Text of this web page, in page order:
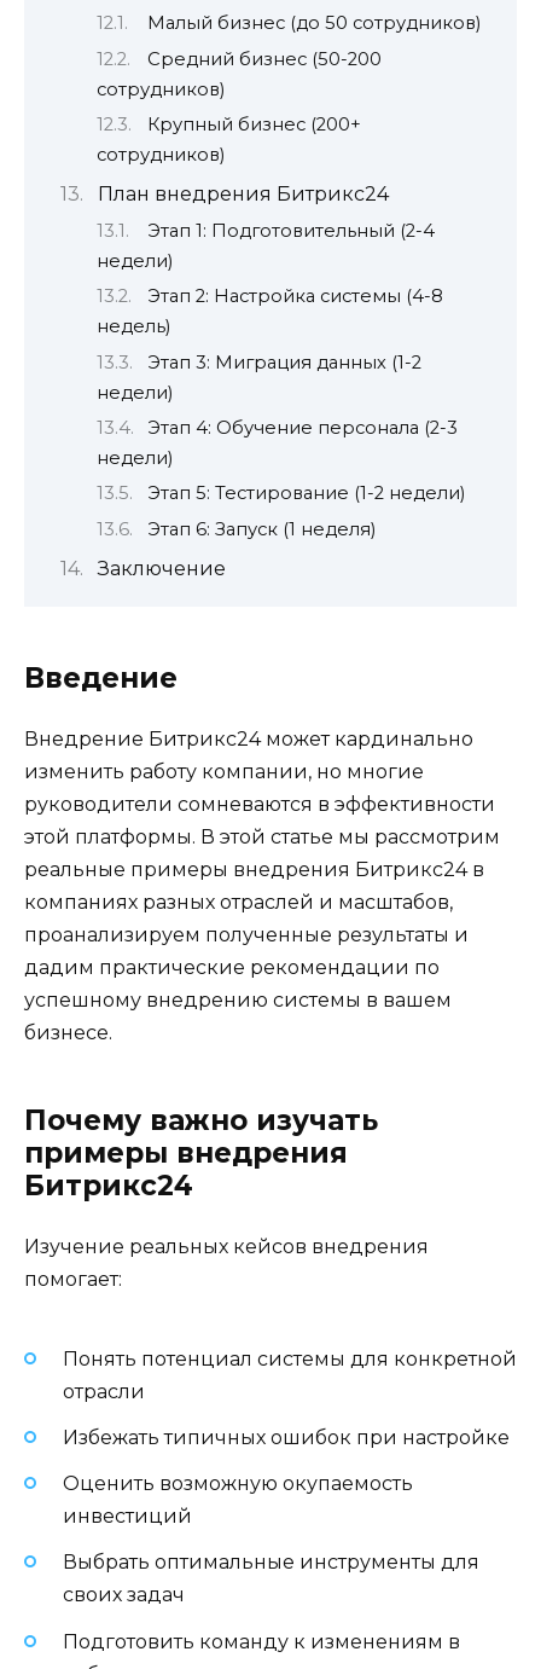
Малый бизнес (до 50 сотрудников)
Средний бизнес (50-200
сотрудников)
Крупный бизнес (200+
сотрудников)
План внедрения Битрикс24
Этап 1: Подготовительный (2-4
недели)
Этап 2: Настройка системы (4-8
недель)
Этап 3: Миграция данных (1-2
недели)
Этап 4: Обучение персонала (2-3
недели)
Этап 5: Тестирование (1-2 недели)
Этап 6: Запуск (1 неделя)
Заключение
Введение
Внедрение Битрикс24 может кардинально
изменить работу компании, но многие
руководители сомневаются в эффективности
этой платформы. В этой статье мы рассмотрим
реальные примеры внедрения Битрикс24 в
компаниях разных отраслей и масштабов,
проанализируем полученные результаты и
дадим практические рекомендации по
успешному внедрению системы в вашем
бизнесе.
Почему важно изучать
примеры внедрения
Битрикс24
Изучение реальных кейсов внедрения
помогает:
Понять потенциал системы для конкретной
отрасли
Избежать типичных ошибок при настройке
Оценить возможную окупаемость
инвестиций
Выбрать оптимальные инструменты для
своих задач
Подготовить команду к изменениям в